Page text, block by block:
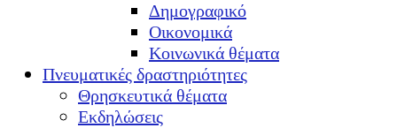
Δημογραφικό
Οικονομικά
Κοινωνικά θέματα
Πνευματικές δραστηριότητες
Θρησκευτικά θέματα
Εκδηλώσεις